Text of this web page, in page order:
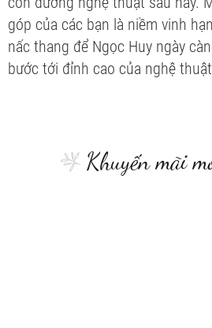
góp của các bạn là niềm vinh
nấc thang để Ngọc Huy ngày
bước tới đỉnh cao của nghệ
Khuyến mãi